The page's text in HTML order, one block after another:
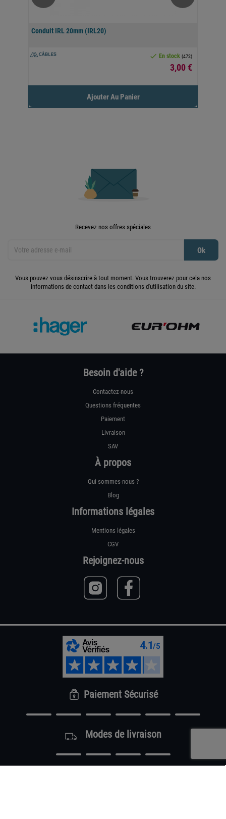
Conduit IRL 20mm (IRL20)
 En stock (472)
3,00 €
Ajouter Au Panier
Recevez nos offres spéciales
Vous pouvez vous désinscrire à tout moment. Vous trouverez pour cela nos
informations de contact dans les conditions d'utilisation du site.
Besoin d'aide ?
Contactez-nous
Questions fréquentes
Paiement
Livraison
SAV
À propos
Qui sommes-nous ?
Blog
Informations légales
Mentions légales
CGV
Rejoignez-nous
Paiement Sécurisé
Modes de livraison